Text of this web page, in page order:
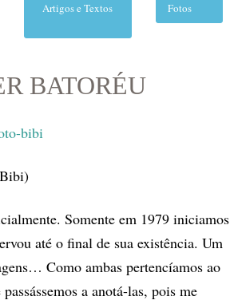
Artigos e Textos Fotos
BATORÉU
Somente em 1979 iniciamos
até o final de sua existência. Um
Como ambas pertencíamos ao
a anotá-las, pois me